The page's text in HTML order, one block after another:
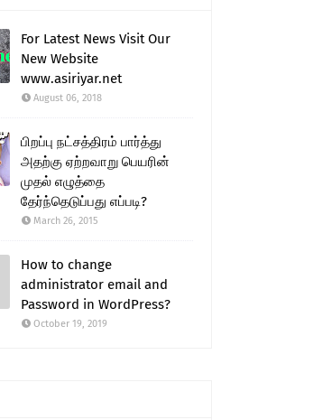
For Latest News Visit Our
New Website
www.asiriyar.net
August 06, 2018
பிறப்பு நட்சத்திரம் பார்த்து
அதற்கு ஏற்றவாறு பெயரின்
முதல் எழுத்தை
தேர்ந்தெடுப்பது எப்படி?
March 26, 2015
How to change
administrator email and
Password in WordPress?
October 19, 2019